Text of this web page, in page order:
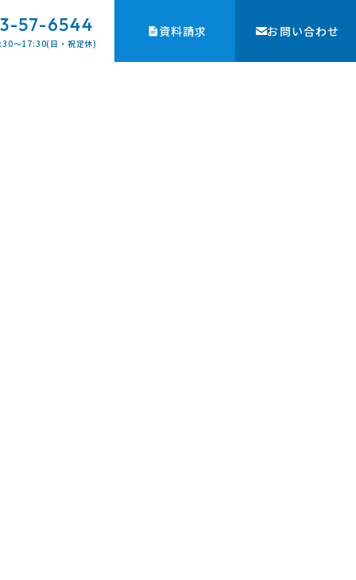
57-6544
〜17:30(日・祝定休)
資料請求 お問い合わせ